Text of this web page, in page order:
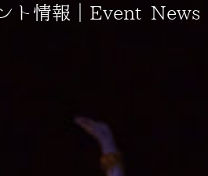
ト情報｜Event News